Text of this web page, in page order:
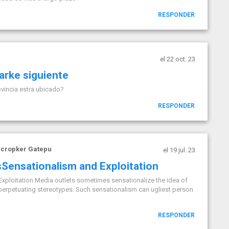
RESPONDER
el 22 oct. 23
siguiente
estra ubicado?
RESPONDER
Gatepu el 19 jul. 23
and Exploitation
Media outlets sometimes sensationalize the idea of
stereotypes. Such sensationalism can ugliest person
RESPONDER